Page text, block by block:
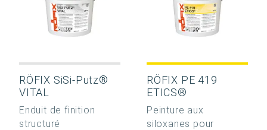
RÖFIX SiSi-Putz®
VITAL
Enduit de finition
structuré
RÖFIX PE 419
ETICS®
Peinture aux
siloxanes pour